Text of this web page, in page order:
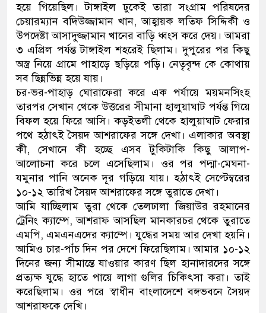
হয়ে গিয়েছিল। টাঙ্গাইল ঢুকেই তারা সংগ্রাম পরিষদের
চেয়ারম্যান বদিউজ্জামান খান, আহ্বায়ক লতিফ সিদ্দিকী ও
উপদেষ্টা আসাদুজ্জামান খানের বাড়ি ধ্বংস করে দেয়। আমরা
৩ এপ্রিল পর্যন্ত টাঙ্গাইল শহরেই ছিলাম। দুপুরের পর কিছু
অস্ত্র নিয়ে গ্রামে পাহাড়ে ছড়িয়ে পড়ি। নেতৃবৃন্দ কে কোথায়
সব ছিন্নভিন্ন হয়ে যায়।
চর-ভর-পাহাড় ঘোরাফেরা করে এক পর্যায়ে ময়মনসিংহ
তারপর সেখান থেকে উত্তরের সীমানা হালুয়াঘাট পর্যন্ত গিয়ে
বিফল হয়ে ফিরে আসি। কড়ইতলী থেকে হালুয়াঘাট ফেরার
পথে হঠাৎই সৈয়দ আশরাফের সঙ্গে দেখা। এলাকার অবস্থা
কী, সেখানে কী হচ্ছে এসব টুকিটাকি কিছু আলাপ-
আলোচনা করে চলে এসেছিলাম। ওর পর পদ্মা-মেঘনা-
যমুনার পানি অনেক দূর গড়িয়ে যায়। হঠাৎই সেপ্টেম্বরের
১০-১২ তারিখ সৈয়দ আশরাফের সঙ্গে তুরাতে দেখা।
আমি যাচ্ছিলাম তুরা থেকে তেলঢালা জিয়াউর রহমানের
ট্রেনিং ক্যাম্পে, আশরাফ আসছিল মানকারচর থেকে তুরাতে
এমপি, এমএনএদের ক্যাম্পে। যুদ্ধের সময় আর দেখা হয়নি।
আমিও চার-পাঁচ দিন পর দেশে ফিরেছিলাম। আমার ১০-১২
দিনের জন্য সীমান্তে যাওয়ার কারণ ছিল হানাদারদের সঙ্গে
প্রত্যক্ষ যুদ্ধে হাতে পায়ে লাগা গুলির চিকিৎসা করা। তাই
করেছিলাম। ওর পরে স্বাধীন বাংলাদেশে বঙ্গভবনে সৈয়দ
আশরাফকে দেখি।